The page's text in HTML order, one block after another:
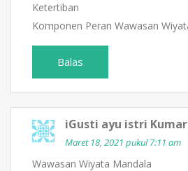
Ketertiban
Komponen Peran Wawasan
Balas
iGusti ayu istri
Maret 18, 2021 pukul 7:11 am
Wawasan Wiyata Mandala